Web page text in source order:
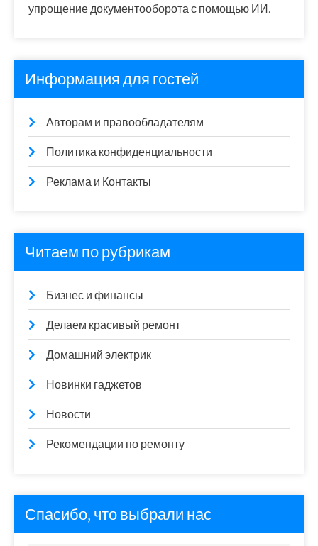
упрощение документооборота с помощью ИИ.
Информация для гостей
Авторам и правообладателям
Политика конфиденциальности
Реклама и Контакты
Читаем по рубрикам
Бизнес и финансы
Делаем красивый ремонт
Домашний электрик
Новинки гаджетов
Новости
Рекомендации по ремонту
Спасибо, что выбрали нас